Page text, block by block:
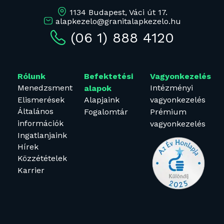
1134 Budapest, Váci út 17.
alapkezelo@granitalapkezelo.hu
(06 1) 888 4120
Rólunk
Menedzsment
Elismerések
Általános
információk
Ingatlanjaink
Hírek
Közzétételek
Karrier
Befektetési
alapok
Alapjaink
Fogalomtár
Vagyonkezelés
Intézményi
vagyonkezelés
Prémium
vagyonkezelés